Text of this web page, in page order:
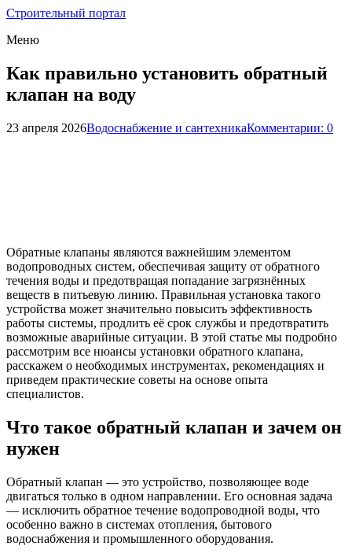
Строительный портал
Меню
Как правильно установить обратный
клапан на воду
23 апреля 2026Водоснабжение и сантехникаКомментарии: 0
Обратные клапаны являются важнейшим элементом
водопроводных систем, обеспечивая защиту от обратного
течения воды и предотвращая попадание загрязнённых
веществ в питьевую линию. Правильная установка такого
устройства может значительно повысить эффективность
работы системы, продлить её срок службы и предотвратить
возможные аварийные ситуации. В этой статье мы подробно
рассмотрим все нюансы установки обратного клапана,
расскажем о необходимых инструментах, рекомендациях и
приведем практические советы на основе опыта
специалистов.
Что такое обратный клапан и зачем он
нужен
Обратный клапан — это устройство, позволяющее воде
двигаться только в одном направлении. Его основная задача
— исключить обратное течение водопроводной воды, что
особенно важно в системах отопления, бытового
водоснабжения и промышленного оборудования.